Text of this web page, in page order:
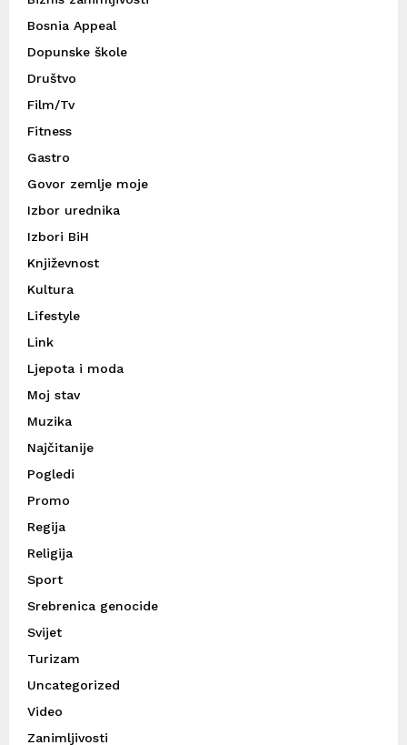
Bosnia Appeal
Dopunske škole
Društvo
Film/Tv
Fitness
Gastro
Govor zemlje moje
Izbor urednika
Izbori BiH
Književnost
Kultura
Lifestyle
Link
Ljepota i moda
Moj stav
Muzika
Najčitanije
Pogledi
Promo
Regija
Religija
Sport
Srebrenica genocide
Svijet
Turizam
Uncategorized
Video
Zanimljivosti